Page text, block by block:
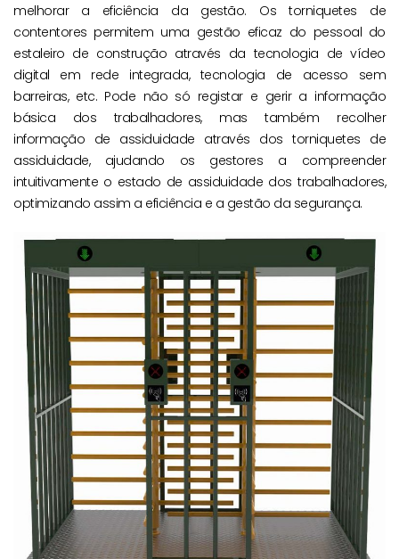
melhorar a eficiência da gestão. Os torniquetes de
contentores permitem uma gestão eficaz do pessoal do
estaleiro de construção através da tecnologia de vídeo
digital em rede integrada, tecnologia de acesso sem
barreiras, etc. Pode não só registar e gerir a informação
básica dos trabalhadores, mas também recolher
informação de assiduidade através dos torniquetes de
assiduidade, ajudando os gestores a compreender
intuitivamente o estado de assiduidade dos trabalhadores,
optimizando assim a eficiência e a gestão da segurança.